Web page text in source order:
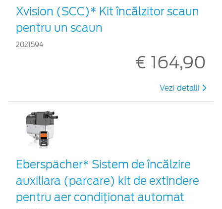
Xvision (SCC)* Kit încălzitor scaun
pentru un scaun
2021594
€ 164,90
Vezi detalii
Eberspächer* Sistem de încălzire
auxiliara (parcare) kit de extindere
pentru aer condiționat automat